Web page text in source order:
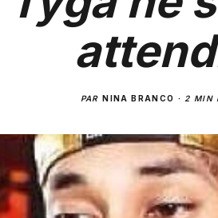
PARNINA BRANCO · 2 MIN